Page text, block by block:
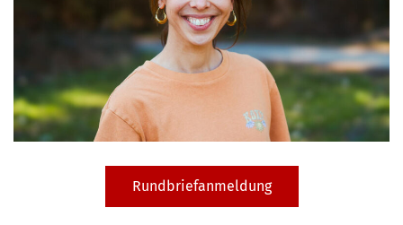
Rundbriefanmeldung